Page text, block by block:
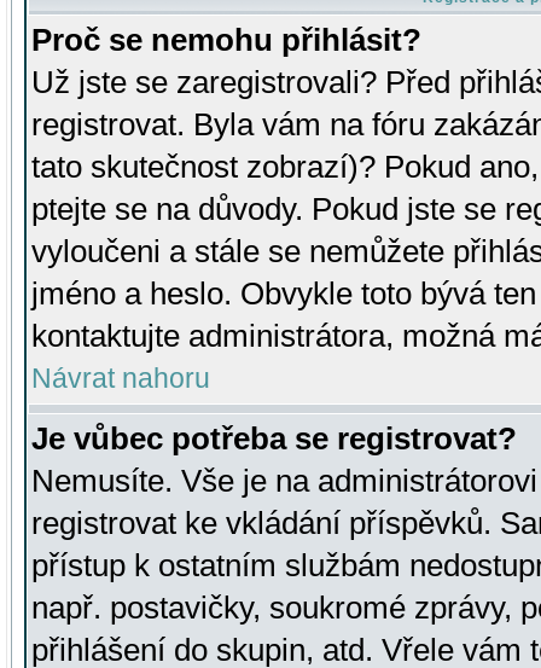
Proč se nemohu přihlásit?
Už jste se zaregistrovali? Před
registrovat. Byla vám na fóru
tato skutečnost zobrazí)? Pokud
ptejte se na důvody. Pokud jste se
vyloučeni a stále se nemůžete
jméno a heslo. Obvykle toto bývá
kontaktujte administrátora, možná
Návrat nahoru
Je vůbec potřeba se registrovat?
Nemusíte. Vše je na
registrovat ke vkládání příspěvků.
přístup k ostatním službám
např. postavičky, soukromé zprávy,
přihlášení do skupin, atd. Vřele vám